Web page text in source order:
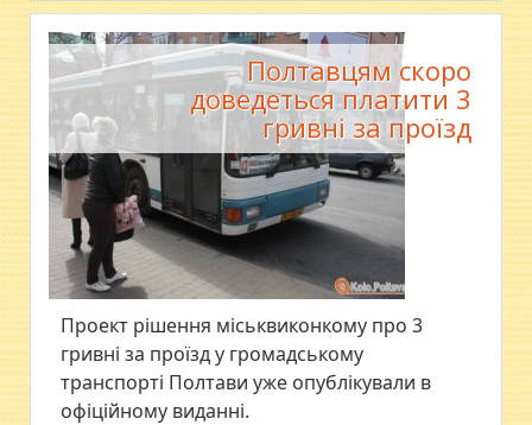
Полтавцям скоро
доведеться платити 3
гривні за проїзд
Проект рішення міськвиконкому про 3
гривні за проїзд у громадському
транспорті Полтави уже опублікували в
офіційному виданні.